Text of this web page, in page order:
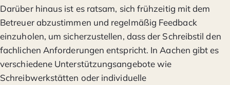
Darüber hinaus ist es ratsam, sich frühzeitig mit dem
Betreuer abzustimmen und regelmäßig Feedback
einzuholen, um sicherzustellen, dass der Schreibstil den
fachlichen Anforderungen entspricht. In Aachen gibt es
verschiedene Unterstützungsangebote wie
Schreibwerkstätten oder individuelle